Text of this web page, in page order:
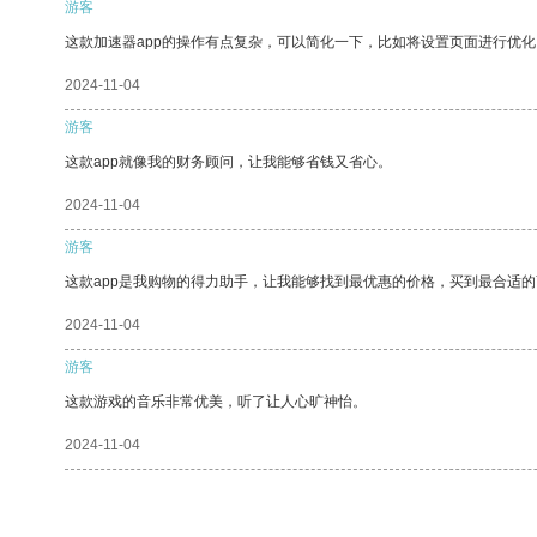
游客
这款加速器app的操作有点复杂，可以简化一下，比如将设置页面进行优化
2024-11-04
游客
这款app就像我的财务顾问，让我能够省钱又省心。
2024-11-04
游客
这款app是我购物的得力助手，让我能够找到最优惠的价格，买到最合适的
2024-11-04
游客
这款游戏的音乐非常优美，听了让人心旷神怡。
2024-11-04